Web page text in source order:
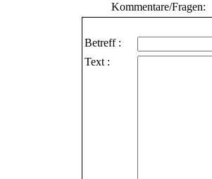
Kommentare/Fragen:
Betreff :
Text :